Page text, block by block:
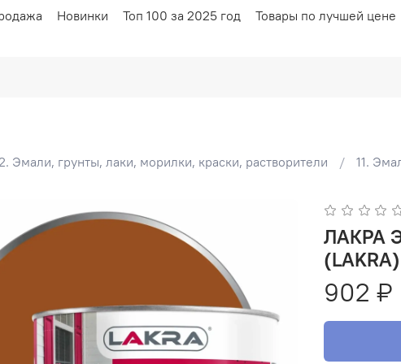
Новинки Топ 100 за 2025 год Товары по лучшей цене
2. Эмали, грунты, лаки, морилки, краски, растворители 11.
ЛАКРА Эмаль ПФ-115 Коричневая 2,0кг
(LAKRA)
902 ₽